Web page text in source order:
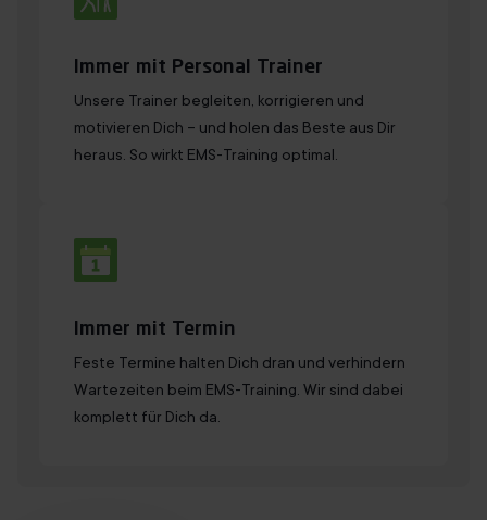
Immer mit Personal Trainer
Unsere Trainer begleiten, korrigieren und
motivieren Dich – und holen das Beste aus Dir
heraus. So wirkt EMS-Training optimal.
Immer mit Termin
Feste Termine halten Dich dran und verhindern
Wartezeiten beim EMS-Training. Wir sind dabei
komplett für Dich da.